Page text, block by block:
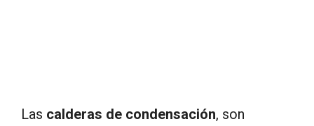
Las calderas de condensación, son